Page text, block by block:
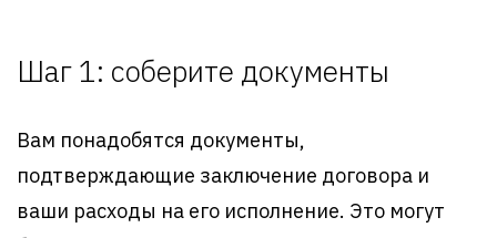
Шаг 1: соберите документы
Вам понадобятся документы,
подтверждающие заключение договора и
ваши расходы на его исполнение. Это могут